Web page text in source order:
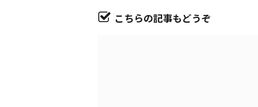
こちらの記事もどうぞ